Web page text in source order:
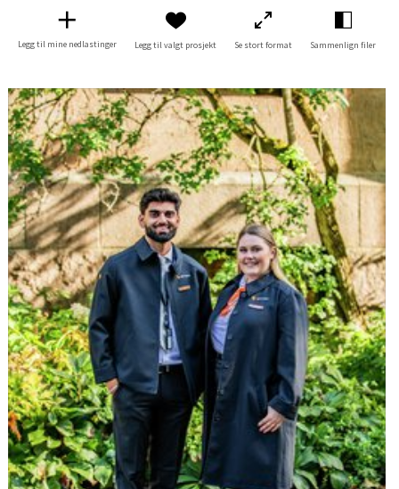
Legg til mine nedlastinger Legg til valgt prosjekt Se stort format Sammenlign filer